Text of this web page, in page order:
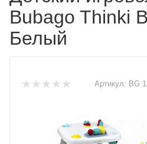
Bubago Thinki
Белый
Артикул: BG